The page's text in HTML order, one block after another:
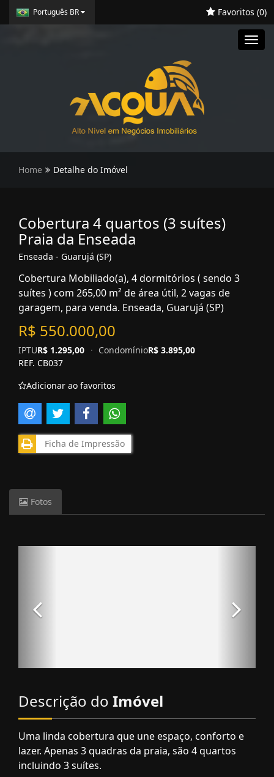
Português BR Favoritos (0)
Home Detalhe do Imóvel
Cobertura 4 quartos (3 suítes)
Praia da Enseada
Enseada - Guarujá (SP)
Cobertura Mobiliado(a), 4 dormitórios ( sendo 3
suítes ) com 265,00 m² de área útil, 2 vagas de
garagem, para venda. Enseada, Guarujá (SP)
R$ 550.000,00
IPTUR$ 1.295,00 · CondomínioR$ 3.895,00
REF. CB037
Adicionar ao favoritos
Ficha de Impressão
Fotos
Descrição do Imóvel
Uma linda cobertura que une espaço, conforto e
lazer. Apenas 3 quadras da praia, são 4 quartos
incluindo 3 suítes.